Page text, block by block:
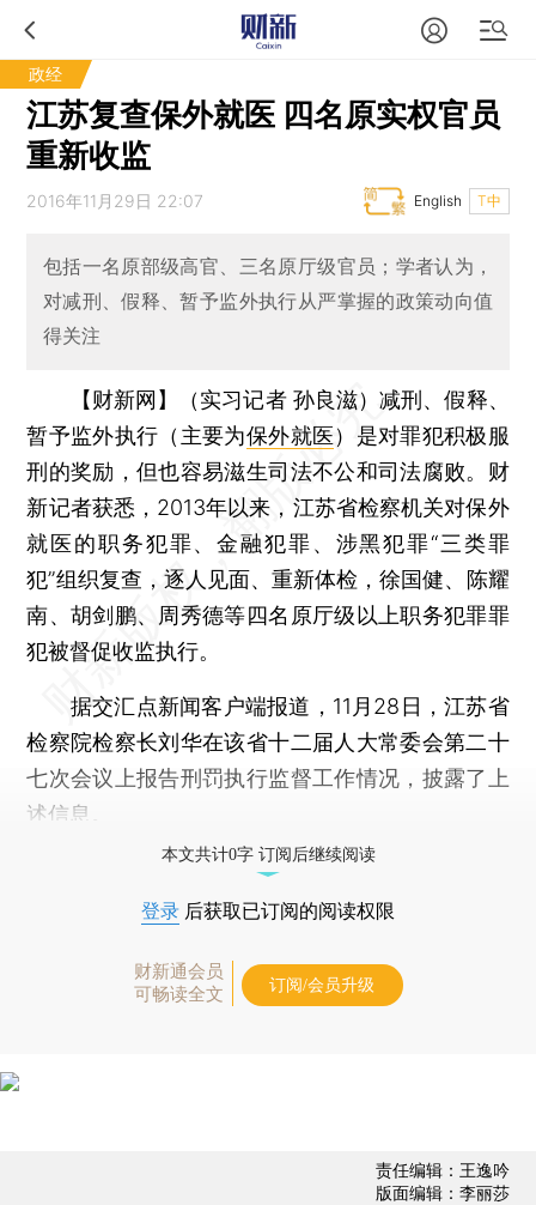
政经
江苏复查保外就医 四名原实权官员
重新收监
2016年11月29日 22:07 T中
English
包括一名原部级高官、三名原厅级官员；学者认为，
对减刑、假释、暂予监外执行从严掌握的政策动向值
得关注
【财新网】（实习记者 孙良滋）减刑、假释、
暂予监外执行（主要为保外就医）是对罪犯积极服
刑的奖励，但也容易滋生司法不公和司法腐败。财
新记者获悉，2013年以来，江苏省检察机关对保外
就医的职务犯罪、金融犯罪、涉黑犯罪“三类罪
犯”组织复查，逐人见面、重新体检，徐国健、陈耀
南、胡剑鹏、周秀德等四名原厅级以上职务犯罪罪
犯被督促收监执行。
据交汇点新闻客户端报道，11月28日，江苏省
检察院检察长刘华在该省十二届人大常委会第二十
七次会议上报告刑罚执行监督工作情况，披露了上
述信息。
本文共计0字 订阅后继续阅读
登录 后获取已订阅的阅读权限
财新通会员
可畅读全文
订阅/会员升级
责任编辑：王逸吟
版面编辑：李丽莎